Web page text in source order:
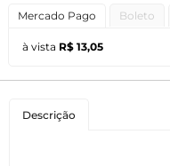
Mercado Pago Boleto
à vista R$ 13,05
Descrição